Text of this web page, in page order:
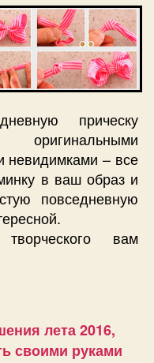
прическу
оригинальными
невидимками – все
в ваш образ и
повседневную
вам
лета 2016,
своими руками